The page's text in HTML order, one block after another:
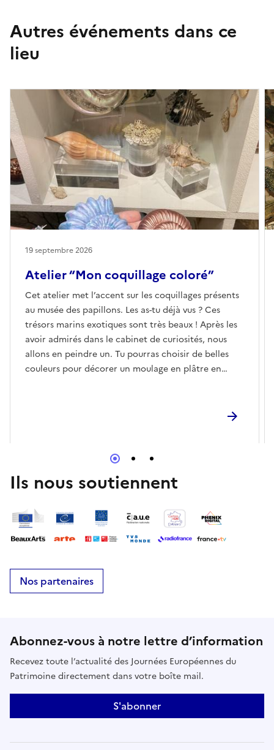
Autres événements dans ce
lieu
Atelier “Mon coquillage coloré”
Cet atelier met l’accent sur les coquillages présents
au musée des papillons. Les as-tu déjà vus ? Ces
trésors marins exotiques sont très beaux ! Après les
avoir admirés dans le cabinet de curiosités, nous
allons en peindre un. Tu pourras choisir de belles
couleurs pour décorer un moulage en plâtre en
19 septembre 2026
Ils nous soutiennent
Nos partenaires
Abonnez-vous à notre lettre d’information
Recevez toute l’actualité des Journées Européennes du
Patrimoine directement dans votre boîte mail.
S'abonner